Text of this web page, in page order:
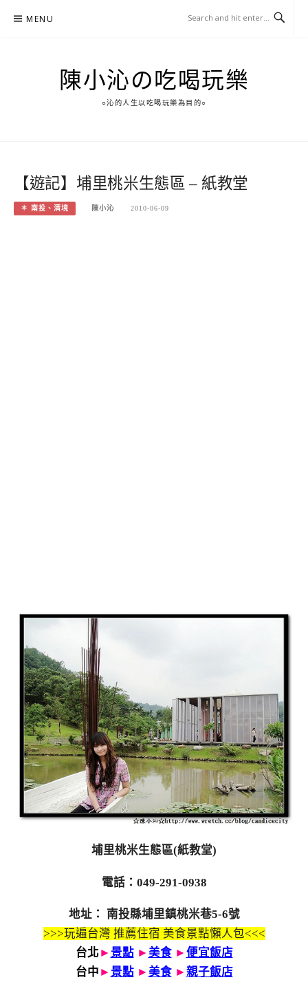
MENU
陳小沁の吃喝玩樂
○沁的人生以吃喝玩樂為目的○
【遊記】埔里桃米生態區 – 紙教堂
＊ 南投、清境 陳小沁 2010-06-09
埔里桃米生態區(紙教堂)
電話：049-291-0938
地址： 南投縣埔里鎮桃米巷5-6號
>>>玩遍台灣 推薦住宿 美食景點懶人包<<<
台北 ► 景點 ► 美食► 便宜飯店
台中 ► 景點 ► 美食► 親子飯店